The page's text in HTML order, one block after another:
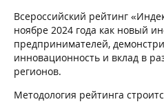
Всероссийский рейтинг
ноябре 2024 года как новый
предпринимателей,
инновационность и вклад в
регионов.
Методология рейтинга